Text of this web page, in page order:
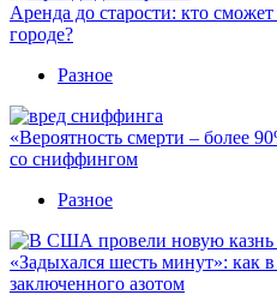
Аренда до старости: кто
городе?
Разное
«Вероятность смерти – более
со сниффингом
Разное
«Задыхался шесть минут»: как
заключенного азотом